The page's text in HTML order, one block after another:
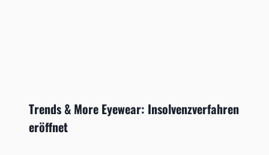
Trends & More Eyewear: Insolvenzverfahren
eröffnet